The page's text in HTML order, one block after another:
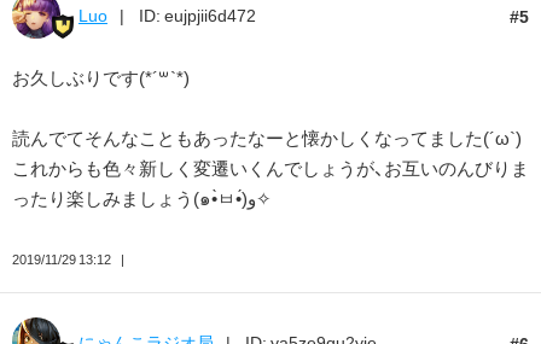
5
Luo ID: eujpjii6d472
お久しぶりです(*´꒳`*)
読んでてそんなこともあったなーと懐かしくなってました(´ω`)
これからも色々新しく変遷いくんでしょうが、お互いのんびりま
ったり楽しみましょう(๑•̀ㅂ•́)و✧
2019/11/29 13:12